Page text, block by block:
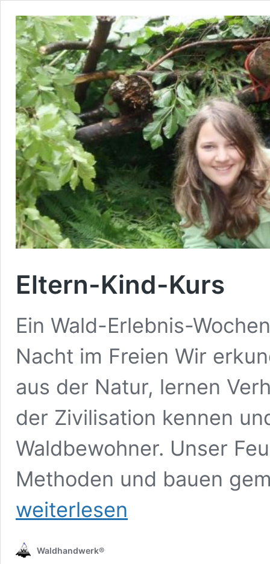
Eltern-Kind-Kurs
Ein Wald-Erlebnis-
Nacht im Freien Wir
aus der Natur, lernen
der Zivilisation kennen
Waldbewohner. Unser
Methoden und bauen
weiterlesen
Waldhandwerk®